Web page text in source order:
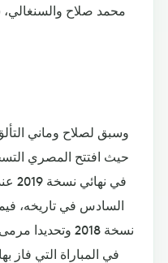
وسبق لصلاح وماني
حيث افتتح المصري
في
السادس في تاريخه،
نسخة 2018